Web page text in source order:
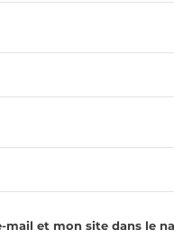
mail et mon site dans le